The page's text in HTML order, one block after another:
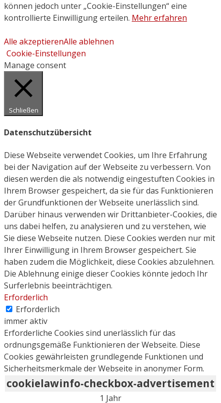
können jedoch unter „Cookie-Einstellungen“ eine
kontrollierte Einwilligung erteilen. Mehr erfahren
Alle akzeptierenAlle ablehnen
Cookie-Einstellungen
Manage consent
Schließen
Datenschutzübersicht
Diese Webseite verwendet Cookies, um Ihre Erfahrung
bei der Navigation auf der Webseite zu verbessern. Von
diesen werden die als notwendig eingestuften Cookies in
Ihrem Browser gespeichert, da sie für das Funktionieren
der Grundfunktionen der Webseite unerlässlich sind.
Darüber hinaus verwenden wir Drittanbieter-Cookies, die
uns dabei helfen, zu analysieren und zu verstehen, wie
Sie diese Webseite nutzen. Diese Cookies werden nur mit
Ihrer Einwilligung in Ihrem Browser gespeichert. Sie
haben zudem die Möglichkeit, diese Cookies abzulehnen.
Die Ablehnung einige dieser Cookies könnte jedoch Ihr
Surferlebnis beeinträchtigen.
Erforderlich
Erforderlich
immer aktiv
Erforderliche Cookies sind unerlässlich für das
ordnungsgemäße Funktionieren der Webseite. Diese
Cookies gewährleisten grundlegende Funktionen und
Sicherheitsmerkmale der Webseite in anonymer Form.
cookielawinfo-checkbox-advertisement
1 Jahr